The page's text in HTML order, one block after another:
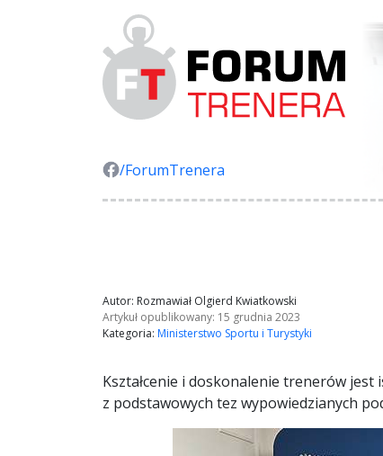
/ForumTrenera
Autor: Rozmawiał Olgierd Kwiatkowski
Artykuł opublikowany: 15 grudnia 2023
Kategoria: Ministerstwo Sportu i Turystyki
Kształcenie i doskonalenie trenerów
z podstawowych tez wypowiedzianych